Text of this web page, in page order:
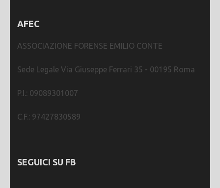
AFEC
ASSOCIAZIONE FORENSE EMILIO CONTE
Sede Legale Via Giuseppe Ferrari 35 - 00195 Roma
P.I.: 09089301007
C.F.: 97427830589
SEGUICI SU FB